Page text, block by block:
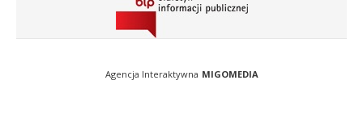
Agencja Interaktywna MIGOMEDIA